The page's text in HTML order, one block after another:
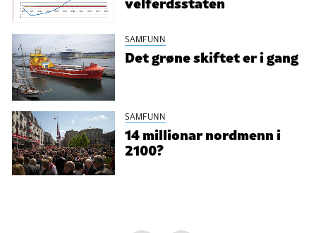
SAMFUNN
Det grøne skiftet er i gang
SAMFUNN
14 millionar nordmenn i
2100?